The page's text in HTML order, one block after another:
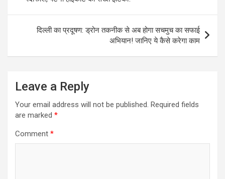
दिल्ली का प्रदूषण: ड्रोन तकनीक से अब होगा सचमुच का सफाई
अभियान! जानिए ये कैसे करेगा काम
Leave a Reply
Your email address will not be published. Required fields
are marked *
Comment *